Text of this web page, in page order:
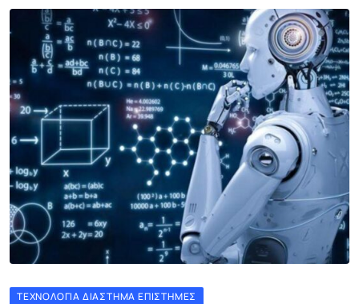
ΤΕΧΝΟΛΟΓΊΑ ΔΙΆΣΤΗΜΑ ΕΠΙΣΤΉΜΕΣ